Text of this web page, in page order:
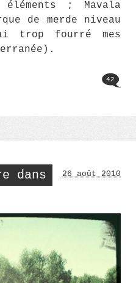
; Mavala
de merde niveau
trop fourré mes
42
dans
26 août 2010